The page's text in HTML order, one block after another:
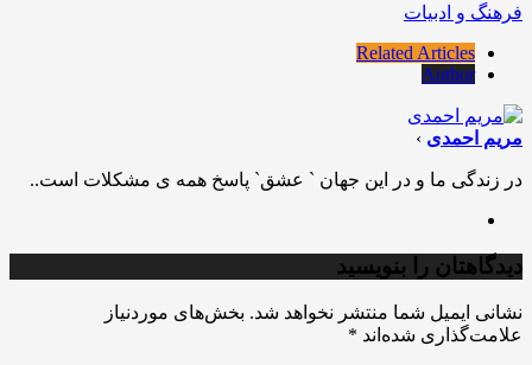
فرهنگ و ادبیات
Related Articles
Author
مریم احمدی ›
در زندگی ما و در این جهان ` عشق` پاسخ همه ی مشکلات است..
دیدگاهتان را بنویسید
نشانی ایمیل شما منتشر نخواهد شد. بخش‌های موردنیاز
علامت‌گذاری شده‌اند *